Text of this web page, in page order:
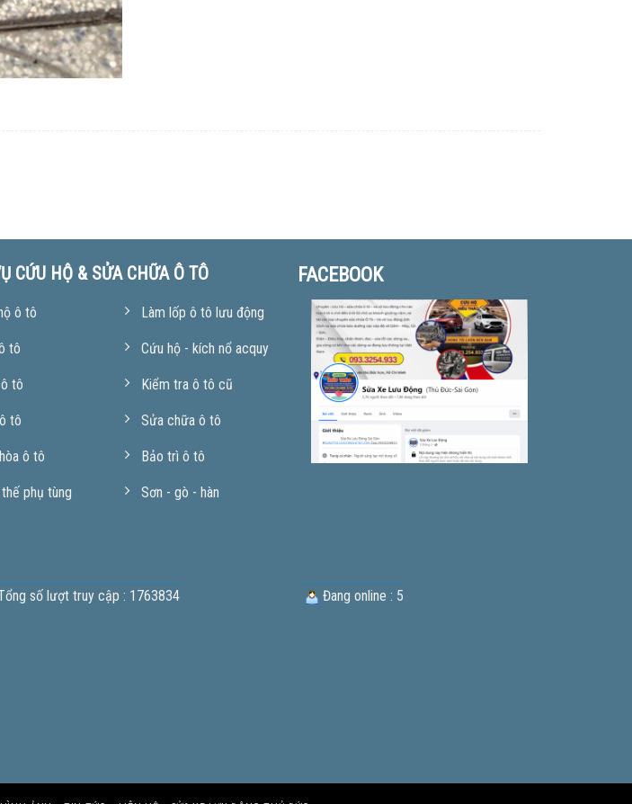
CỨU HỘ & SỬA CHỮA Ô TÔ
ô tô
tô
tô
tô
ô tô
phụ tùng
Làm lốp ô tô lưu động
Cứu hộ - kích nổ acquy
Kiểm tra ô tô cũ
Sửa chữa ô tô
Bảo trì ô tô
Sơn - gò - hàn
FACEBOOK
số lượt truy cập : 1763834 Đang online : 5